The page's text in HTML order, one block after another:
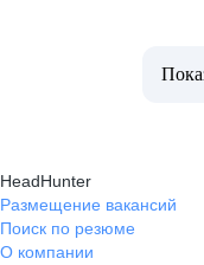
HeadHunter
Размещение вакансий
Поиск по резюме
О компании